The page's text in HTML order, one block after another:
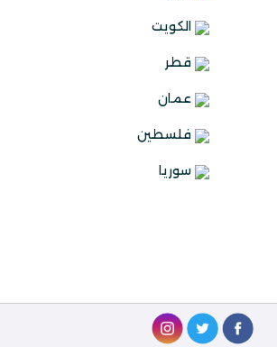
الكويت
قطر
عمان
فلسطين
سوريا